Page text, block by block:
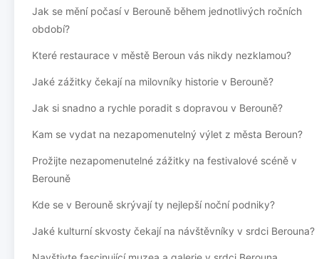
Jak se mění počasí v Berouně během jednotlivých ročních
období?
Které restaurace v městě Beroun vás nikdy nezklamou?
Jaké zážitky čekají na milovníky historie v Berouně?
Jak si snadno a rychle poradit s dopravou v Berouně?
Kam se vydat na nezapomenutelný výlet z města Beroun?
Prožijte nezapomenutelné zážitky na festivalové scéně v
Berouně
Kde se v Berouně skrývají ty nejlepší noční podniky?
Jaké kulturní skvosty čekají na návštěvníky v srdci Berouna?